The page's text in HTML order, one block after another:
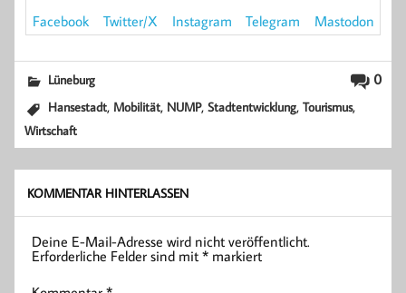
Facebook Twitter/X Instagram Telegram Mastodon
0
Lüneburg
Hansestadt, Mobilität, NUMP,Stadtentwicklung,Tourismus,
Wirtschaft
KOMMENTAR HINTERLASSEN
Deine E-Mail-Adresse wird nicht veröffentlicht.
Erforderliche Felder sind mit* markiert